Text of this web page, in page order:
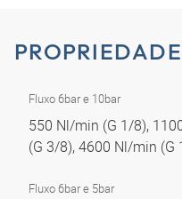
Fluxo 6bar e 10bar
550 Nl/min (G 1/8),
(G 3/8), 4600 Nl/min (G
Fluxo 6bar e 5bar